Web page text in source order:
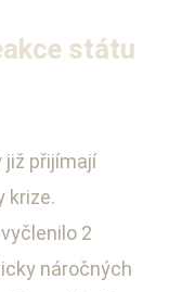
státu
již přijímají
krize.
2
náročných